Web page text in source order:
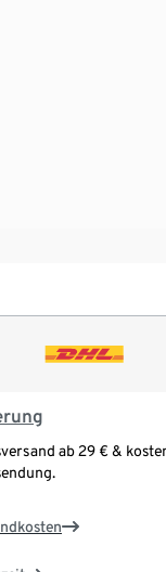
ab 29 € &